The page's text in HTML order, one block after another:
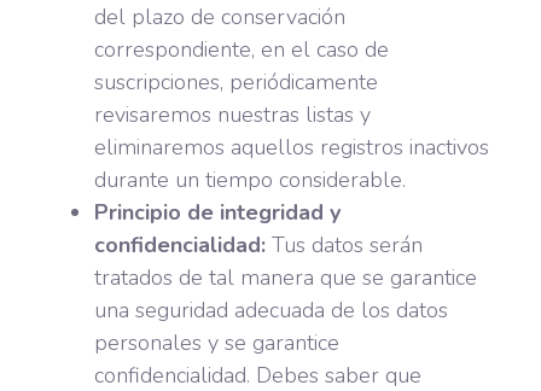
del plazo de conservación
correspondiente, en el caso de
suscripciones, periódicamente
revisaremos nuestras listas y
eliminaremos aquellos registros inactivos
durante un tiempo considerable.
Principio de integridad y
confidencialidad: Tus datos serán
tratados de tal manera que se garantice
una seguridad adecuada de los datos
personales y se garantice
confidencialidad. Debes saber que